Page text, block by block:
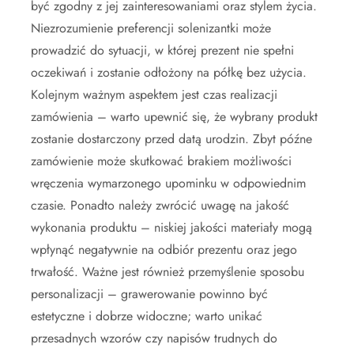
być zgodny z jej zainteresowaniami oraz stylem życia.
Niezrozumienie preferencji solenizantki może
prowadzić do sytuacji, w której prezent nie spełni
oczekiwań i zostanie odłożony na półkę bez użycia.
Kolejnym ważnym aspektem jest czas realizacji
zamówienia – warto upewnić się, że wybrany produkt
zostanie dostarczony przed datą urodzin. Zbyt późne
zamówienie może skutkować brakiem możliwości
wręczenia wymarzonego upominku w odpowiednim
czasie. Ponadto należy zwrócić uwagę na jakość
wykonania produktu – niskiej jakości materiały mogą
wpłynąć negatywnie na odbiór prezentu oraz jego
trwałość. Ważne jest również przemyślenie sposobu
personalizacji – grawerowanie powinno być
estetyczne i dobrze widoczne; warto unikać
przesadnych wzorów czy napisów trudnych do